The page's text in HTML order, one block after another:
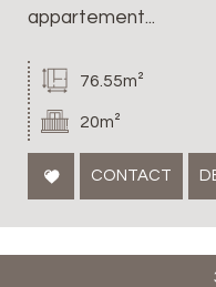
appartement...
76.55m²
20m²
CONTACT